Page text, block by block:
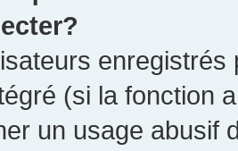
enregistrés
(si la fonction
un usage abusif